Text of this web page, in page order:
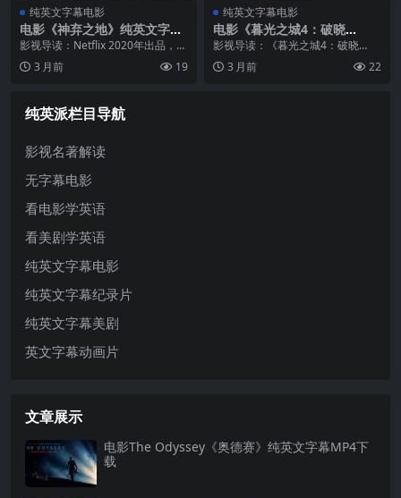
纯英文字幕电影
电影《神弃之地》纯英文字幕
MP4下载
影视导读：Netflix 2020年出品，汤
姆·赫兰德与帕丁森首次银幕合作，
阿拉贡与蜘蛛侠的破次元壁组合引
3 月前 19
纯英文字幕电影
电影《暮光之城4：破晓
（下）》纯英文字幕高清MP4
影视导读：《暮光之城4：破晓
（下）》（The Twilight Saga: Bre
aking Dawn Part 2）是暮光系列的
3 月前 22
纯英派栏目导航
影视名著解读
无字幕电影
看电影学英语
看美剧学英语
纯英文字幕电影
纯英文字幕纪录片
纯英文字幕美剧
英文字幕动画片
文章展示
电影The Odyssey《奥德赛》纯英文字幕MP4下
载